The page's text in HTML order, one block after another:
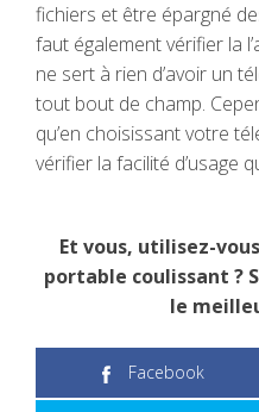
fichiers et être épargné
faut également vérifier la
ne sert à rien d’avoir un
tout bout de champ.
qu’en choisissant votre
vérifier la facilité d’usage
Et vous, utilisez-
portable coulissant ?
le
Facebook